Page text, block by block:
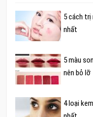
5 cách trị
nhất
5 màu
nên bỏ lỡ
4 loại